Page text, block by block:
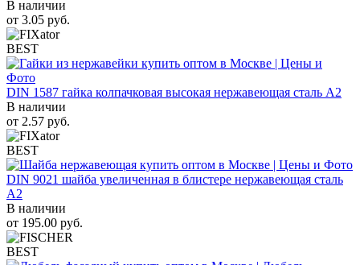
В наличии
от 3.05 руб.
BEST
DIN 1587 гайка колпачковая высокая нержавеющая сталь А2
В наличии
от 2.57 руб.
BEST
DIN 9021 шайба увеличенная в блистере нержавеющая сталь
A2
В наличии
от 195.00 руб.
BEST